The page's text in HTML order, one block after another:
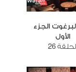
الجزء
الأول
26